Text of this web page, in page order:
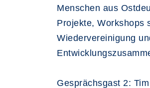
Menschen aus
Projekte, Workshops
Wiedervereinigung
Gesprächsgast 2: